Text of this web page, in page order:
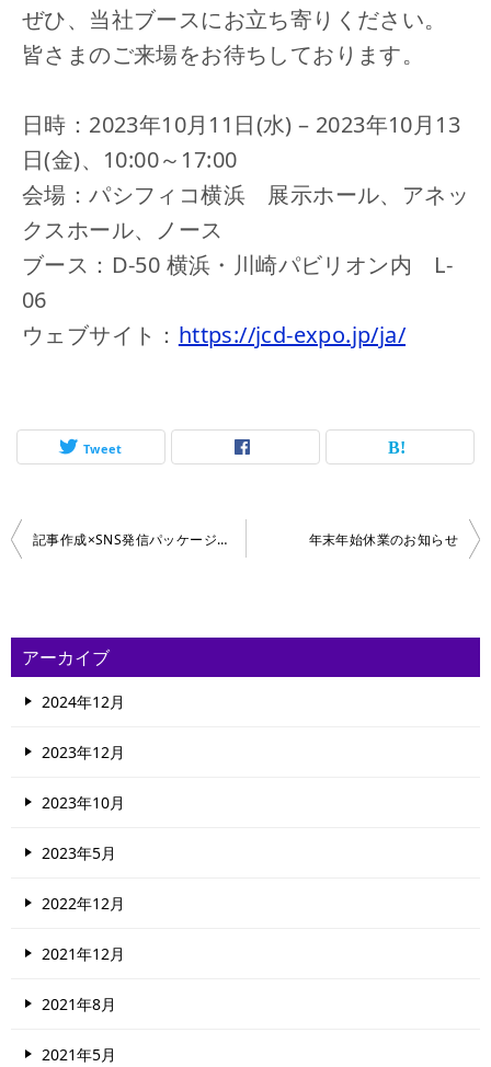
ぜひ、当社ブースにお立ち寄りください。
皆さまのご来場をお待ちしております。
日時：2023年10月11日(水) – 2023年10月13
日(金)、10:00～17:00
会場：パシフィコ横浜 展示ホール、アネッ
クスホール、ノース
ブース：D-50 横浜・川崎パビリオン内 L-
06
ウェブサイト： https://jcd-expo.jp/ja/
Tweet
投
ビ
ゲ
ー
シ
記事作成×SNS発信パッケージプランリリースのお知らせ 年末年始休業のお知らせ
アーカイブ
2024年12月
2023年12月
2023年10月
2023年5月
2022年12月
2021年12月
2021年8月
2021年5月